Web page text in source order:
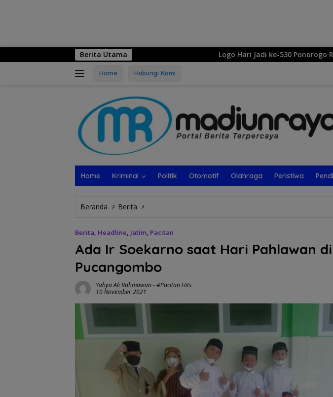
Berita Utama Logo Hari Jadi ke-530 Ponorogo Resmi
Home Hubungi Kami
Home Kriminal Politik Otomotif Olahraga Peristiwa
Beranda Berita
Berita, Headline, Jatim, Pacitan
Ada Ir Soekarno saat Hari Pahlawan di
Pucangombo
Yahya Ali Rahmawan-#Pacitan Hits
10 November 2021